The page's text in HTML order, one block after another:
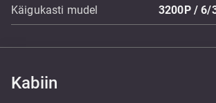
Käigukasti mudel 3200P / 6/
Kabiin